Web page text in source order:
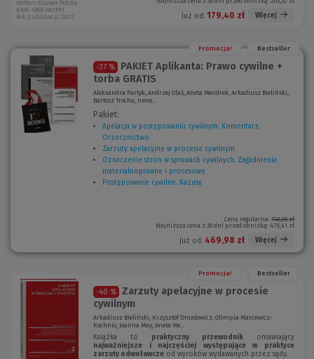
Już od: 179,40 zł Więcej
Wolters Kluwer Polska
KAM-4969 W01P01
Rok publikacji: 2025
Promocja! Bestseller
-37 %
PAKIET Aplikanta: Prawo cywilne +
torba GRATIS
Aleksandra Partyk, Andrzej Olaś, Aneta Mendrek, Arkadiusz Bieliński,
Bartosz Trocha, Irene...
Pakiet:
Apelacja w postępowaniu cywilnym. Komentarz.
Orzecznictwo
N
o
w
e
Zarzuty apelacyjne w procesie cywilnym
N
k
n
o
Oznaczenie stron w sprawach cywilnych. Zagadnienia
materialnoprawne i procesowe
o
k
)
Postępowanie cywilne. Kazusy
Cena regularna: 746,00 zł
Najniższa cena z 30 dni przed obniżką: 475,41 zł
Już od: 469,98 zł Więcej
Promocja! Bestseller
-40 %
Zarzuty apelacyjne w procesie
cywilnym
Arkadiusz Bieliński, Krzysztof Drozdowicz, Olimpia Marcewicz-
Kochnio, Joanna May, Aneta Me...
Książka to praktyczny przewodnik omawiający
najważniejsze i najczęściej występujące w praktyce
zarzuty odwoławcze od wyroków wydawanych przez sądy.